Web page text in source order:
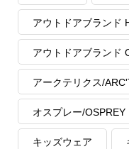
アウトドアブランド
アウトドアブランド
アークテリクス/
オスプレー/OSPREY
キッズウェア